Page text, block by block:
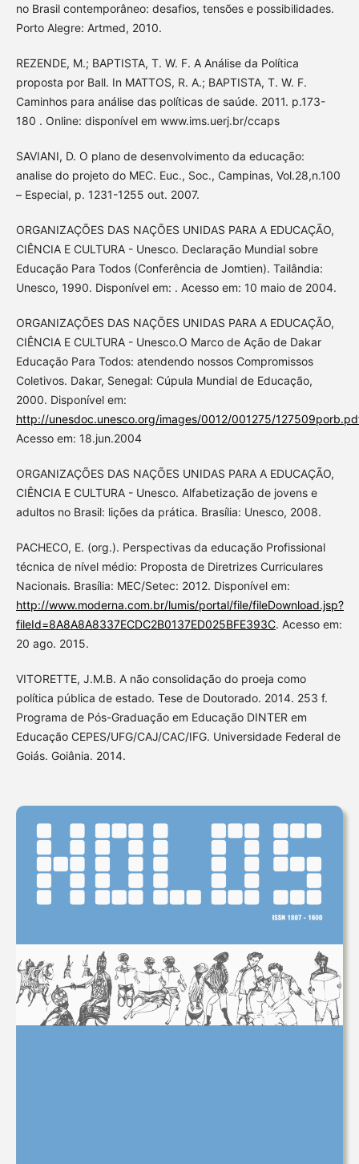
no Brasil contemporâneo: desafios, tensões e possibilidades.
Porto Alegre: Artmed, 2010.
REZENDE, M.; BAPTISTA, T. W. F. A Análise da Política
proposta por Ball. In MATTOS, R. A.; BAPTISTA, T. W. F.
Caminhos para análise das políticas de saúde. 2011. p.173-
180 . Online: disponível em www.ims.uerj.br/ccaps
SAVIANI, D. O plano de desenvolvimento da educação:
analise do projeto do MEC. Euc., Soc., Campinas, Vol.28,n.100
– Especial, p. 1231-1255 out. 2007.
ORGANIZAÇÕES DAS NAÇÕES UNIDAS PARA A EDUCAÇÃO,
CIÊNCIA E CULTURA - Unesco. Declaração Mundial sobre
Educação Para Todos (Conferência de Jomtien). Tailândia:
Unesco, 1990. Disponível em: . Acesso em: 10 maio de 2004.
ORGANIZAÇÕES DAS NAÇÕES UNIDAS PARA A EDUCAÇÃO,
CIÊNCIA E CULTURA - Unesco.O Marco de Ação de Dakar
Educação Para Todos: atendendo nossos Compromissos
Coletivos. Dakar, Senegal: Cúpula Mundial de Educação,
2000. Disponível em:
http://unesdoc.unesco.org/images/0012/001275/
Acesso em: 18.jun.2004
ORGANIZAÇÕES DAS NAÇÕES UNIDAS PARA A EDUCAÇÃO,
CIÊNCIA E CULTURA - Unesco. Alfabetização de jovens e
adultos no Brasil: lições da prática. Brasília: Unesco, 2008.
PACHECO, E. (org.). Perspectivas da educação Profissional
técnica de nível médio: Proposta de Diretrizes Curriculares
Nacionais. Brasília: MEC/Setec: 2012. Disponível em:
http://www.moderna.com.br/lumis/portal/file/fileDownload.jsp?
fileId=8A8A8A8337ECDC2B0137ED025BFE393C. Acesso em:
20 ago. 2015.
VITORETTE, J.M.B. A não consolidação do proeja como
política pública de estado. Tese de Doutorado. 2014. 253 f.
Programa de Pós-Graduação em Educação DINTER em
Educação CEPES/UFG/CAJ/CAC/IFG. Universidade Federal de
Goiás. Goiânia. 2014.